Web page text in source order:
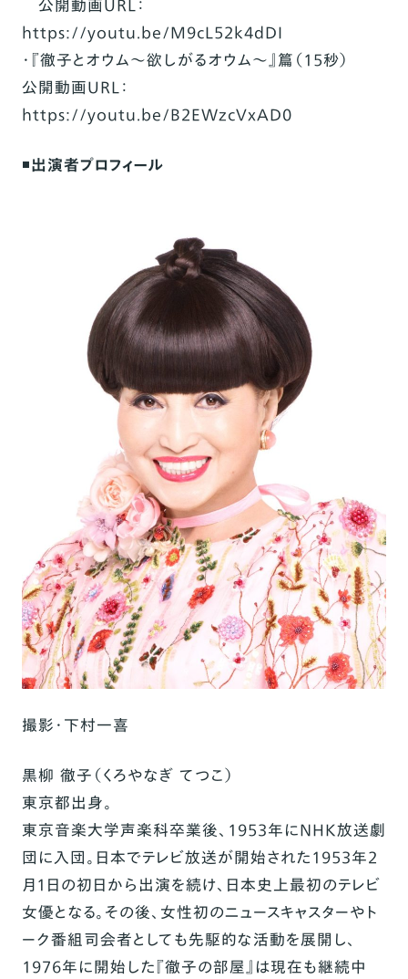
公開動画URL：
https://youtu.be/M9cL52k4dDI
・『徹子とオウム～欲しがるオウム～』篇（15秒）
公開動画URL：
https://youtu.be/B2EWzcVxAD0
◾️出演者プロフィール
撮影・下村一喜
黒柳 徹子（くろやなぎ てつこ）
東京都出身。
東京音楽大学声楽科卒業後、1953年にNHK放送劇
団に入団。日本でテレビ放送が開始された1953年2
月1日の初日から出演を続け、日本史上最初のテレビ
女優となる。その後、女性初のニュースキャスターやト
ーク番組司会者としても先駆的な活動を展開し、
1976年に開始した『徹子の部屋』は現在も継続中